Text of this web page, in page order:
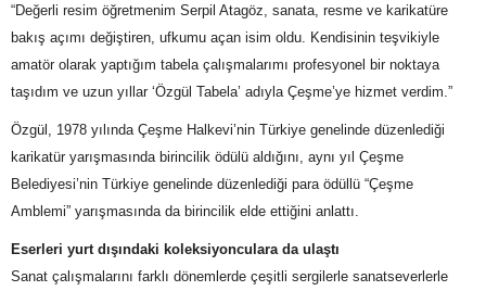
“Değerli resim öğretmenim Serpil Atagöz, sanata, resme ve karikatüre
bakış açımı değiştiren, ufkumu açan isim oldu. Kendisinin teşvikiyle
amatör olarak yaptığım tabela çalışmalarımı profesyonel bir noktaya
taşıdım ve uzun yıllar ‘Özgül Tabela’ adıyla Çeşme’ye hizmet verdim.”
Özgül, 1978 yılında Çeşme Halkevi’nin Türkiye genelinde düzenlediği
karikatür yarışmasında birincilik ödülü aldığını, aynı yıl Çeşme
Belediyesi’nin Türkiye genelinde düzenlediği para ödüllü “Çeşme
Amblemi” yarışmasında da birincilik elde ettiğini anlattı.
Eserleri yurt dışındaki koleksiyonculara da ulaştı
Sanat çalışmalarını farklı dönemlerde çeşitli sergilerle sanatseverlerle